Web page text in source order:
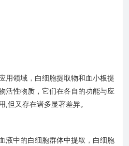
用领域，白细胞提取物和血小板提
活性物质，它们在各自的功能与应
,但又存在诸多显著差异。
液中的白细胞群体中提取，白细胞